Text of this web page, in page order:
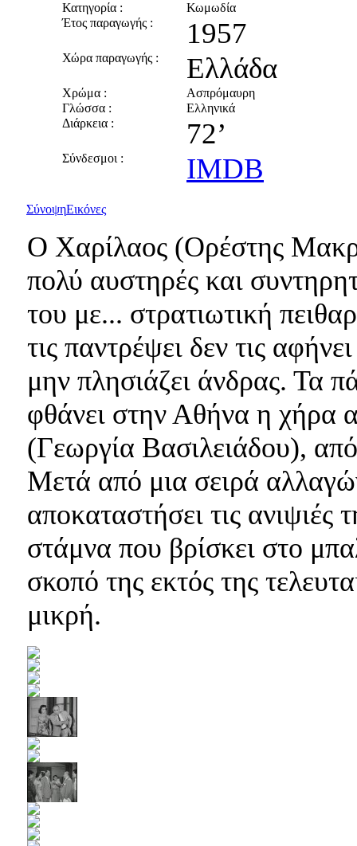
Κατηγορία :
Κωμωδία
Έτος παραγωγής :
1957
Χώρα παραγωγής : Ελλάδα
Χρώμα :
Ασπρόμαυρη
Γλώσσα :
Ελληνικά
Διάρκεια :
72’
Σύνδεσμοι : IMDB
ΣύνοψηΕικόνες
Ο Χαρίλαος (Ορέστης
πολύ αυστηρές και
του με... στρατιωτική
τις παντρέψει δεν τις
μην πλησιάζει άνδρας. Τα
φθάνει στην Αθήνα η χήρα
(Γεωργία Βασιλειάδου), από
Μετά από μια σειρά
αποκαταστήσει τις ανιψιές
στάμνα που βρίσκει στο
σκοπό της εκτός της
μικρή.